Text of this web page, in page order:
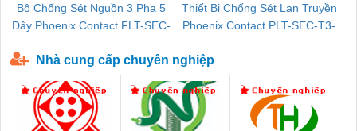
Bộ Chống Sét Nguồn 3 Pha 5
Dây Phoenix Contact FLT-SEC-
Thiết Bị Chống Sét Lan Truyền
Phoenix Contact PLT-SEC-T3-
Nhà cung cấp chuyên nghiệp